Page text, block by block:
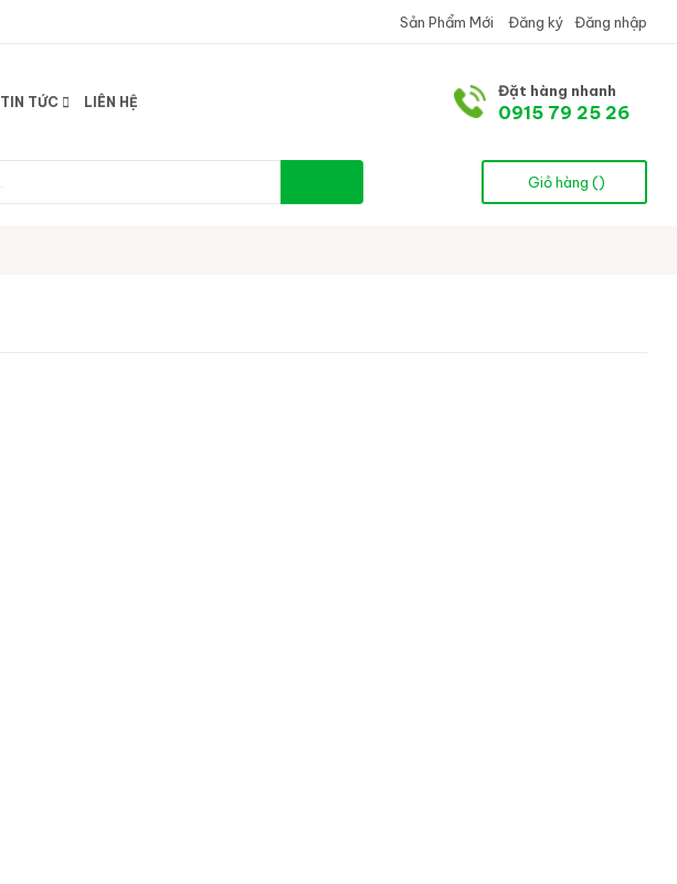
Đăng ký Đăng nhập
Sản Phẩm Mới
TIN TỨC LIÊN HỆ
Đặt hàng nhanh
0915 79 25 26
Giỏ hàng ()